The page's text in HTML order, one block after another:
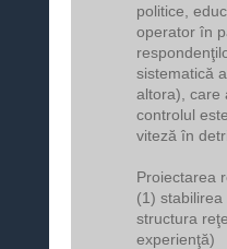
politice,
operator în
sistematică
altora), care
controlul
viteză în
Proiectarea
(1)
structura
experienţă)